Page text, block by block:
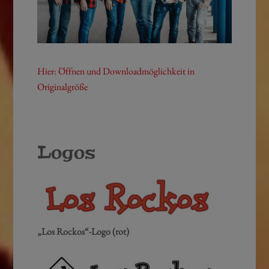
Hier: Öffnen und Downloadmöglichkeit in
Originalgröße
Logos
„Los Rockos“-Logo (rot)